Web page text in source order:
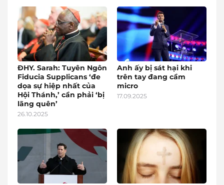
ĐHY. Sarah: Tuyên Ngôn
Fiducia Supplicans ‘đe
dọa sự hiệp nhất của
Hội Thánh,’ cần phải ‘bị
lãng quên’
26.10.2025
Anh ấy bị sát hại khi
trên tay đang cầm
micro
17.09.2025